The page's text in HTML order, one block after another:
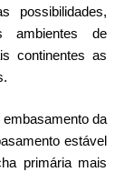
possibilidades,
ambientes de
continentes as
da
estável
primária mais